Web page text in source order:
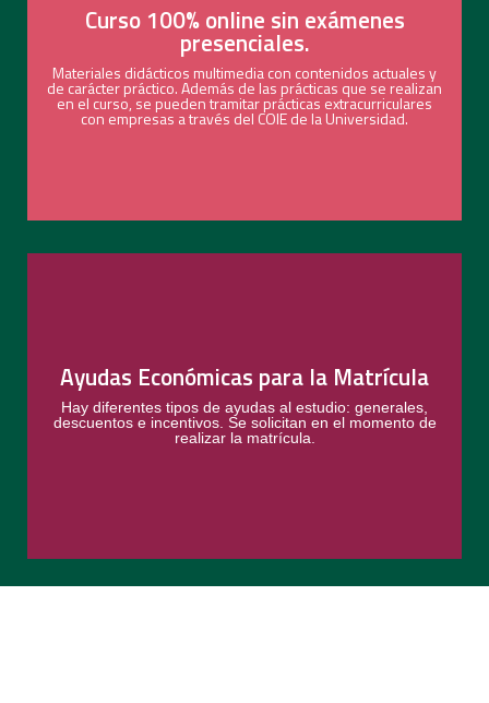
Curso 100% online sin exámenes
presenciales.
Materiales didácticos multimedia con contenidos actuales y
de carácter práctico. Además de las prácticas que se realizan
en el curso, se pueden tramitar prácticas extracurriculares
con empresas a través del COIE de la Universidad.
Más información sobre Prácticas
Externas en:
Ver más
Ayudas Económicas para la Matrícula
Hay diferentes tipos de ayudas al estudio: generales,
descuentos e incentivos. Se solicitan en el momento de
realizar la matrícula.
Más información sobre ayudas al
estudio en:
Ver más